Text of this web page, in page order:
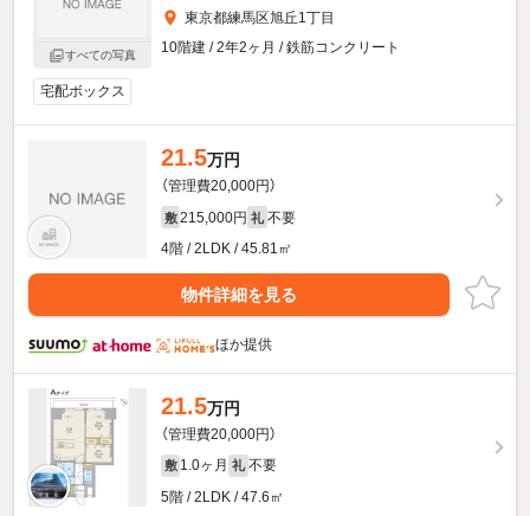
すべての写真
東京都練馬区旭丘1丁目
10階建 / 2年2ヶ月 / 鉄筋コンクリート
宅配ボックス
21.5万円
（管理費20,000円）
敷 215,000円 礼 不要
4階 / 2LDK / 45.81㎡
物件詳細を見る
ほか提供
21.5万円
（管理費20,000円）
敷 1.0ヶ月 礼 不要
5階 / 2LDK / 47.6㎡